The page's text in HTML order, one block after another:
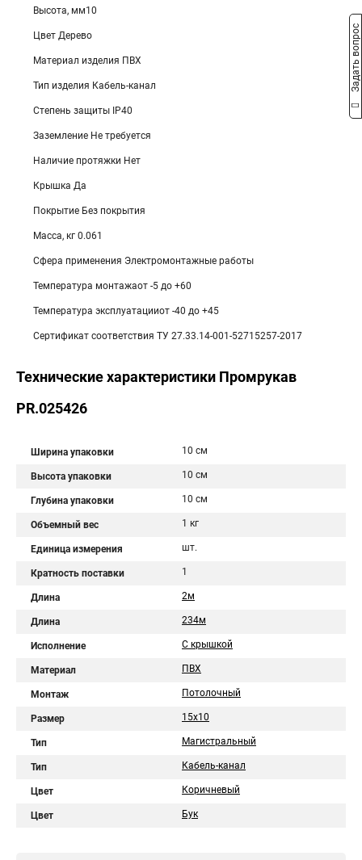
Высота, мм10
Цвет Дерево
Материал изделия ПВХ
Тип изделия Кабель-канал
Степень защиты IP40
Заземление Не требуется
Наличие протяжки Нет
Крышка Да
Покрытие Без покрытия
Масса, кг 0.061
Сфера применения Электромонтажные работы
Температура монтажаот -5 до +60
Температура эксплуатацииот -40 до +45
Сертификат соответствия ТУ 27.33.14-001-52715257-2017
Технические характеристики Промрукав
PR.025426
Ширина упаковки 10 см
Высота упаковки 10 см
Глубина упаковки 10 см
Объемный вес 1 кг
Единица измерения шт.
Кратность поставки 1
Длина 2м
Длина 234м
Исполнение С крышкой
Материал ПВХ
Монтаж Потолочный
Размер 15х10
Тип Магистральный
Тип Кабель-канал
Цвет Коричневый
Цвет Бук
Задать вопрос